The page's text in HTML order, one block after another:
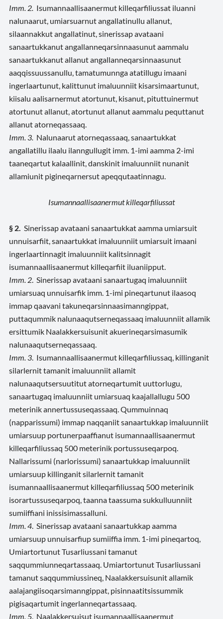
Imm. 2. Isumannaallisaanermut killeqarfiliussat iluanni
nalunaarut, umiarsuarnut angallatinullu allanut,
silaannakkut angallatinut, sinerissap avataani
sanaartukkanut angallanneqarsinnaasunut aammalu
sanaartukkanut allanut angallanneqarsinnaasunut
aaqqissuussanullu, tamatumunnga atatillugu imaani
ingerlaartunut, kalittunut imaluunniit kisarsimaartunut,
kiisalu aalisarnermut atortunut, kisanut, pituttuinermut
atortunut allanut, atortunut allanut aammalu pequttanut
allanut atorneqassaaq.
Imm. 3. Nalunaarut atorneqassaaq, sanaartukkat
angallatillu ilaalu ilanngullugit imm. 1-imi aamma 2-imi
taaneqartut kalaallinit, danskinit imaluunniit nunanit
allamiunit pigineqarnersut apeqqutaatinnagu.
Isumannaallisaanermut killeqarfiliussat
§ 2. Sinerissap avataani sanaartukkat aamma umiarsuit
unnuisarfiit, sanaartukkat imaluunniit umiarsuit imaani
ingerlaartinnagit imaluunniit kalitsinnagit
isumannaallisaanermut killeqarfiit iluaniipput.
Imm. 2 . Sinerissap avataani sanaartugaq imaluunniit
umiarsuaq unnuisarfik imm. 1-imi pineqartunut ilaasoq
immap qaavani takuneqarsinnaasimanngippat,
puttaqummik nalunaaqutserneqassaaq imaluunniit allamik
ersittumik Naalakkersuisunit akuerineqarsimasumik
nalunaaqutserneqassaaq.
Imm. 3 . Isumannaallisaanermut killeqarfiliussaq, killinganit
silarlernit tamanit imaluunniit allamit
nalunaaqutsersuutitut atorneqartumit uuttorlugu,
sanaartugaq imaluunniit umiarsuaq kaajallallugu 500
meterinik annertussuseqassaaq. Qummuinnaq
(napparissumi) immap naqqaniit sanaartukkap imaluunniit
umiarsuup portunerpaaffianut isumannaallisaanermut
killeqarfiliussaq 500 meterinik portussuseqarpoq.
Nallarissumi (narlorissumi) sanaartukkap imaluunniit
umiarsuup killinganit silarlernit tamanit
isumannaallisaanermut killeqarfiliussaq 500 meterinik
isorartussuseqarpoq, taanna taassuma sukkulluunniit
sumiiffiani inissisimassalluni.
Imm. 4 . Sinerissap avataani sanaartukkap aamma
umiarsuup unnuisarfiup sumiiffia imm. 1-imi pineqartoq,
Umiartortunut Tusarliussani tamanut
saqqummiunneqartassaaq. Umiartortunut Tusarliussani
tamanut saqqummiussineq, Naalakkersuisunit allamik
aalajangiisoqarsimanngippat, pisinnaatitsissummik
pigisaqartumit ingerlanneqartassaaq.
Imm. 5 . Naalakkersuisut isumannaallisaanermut